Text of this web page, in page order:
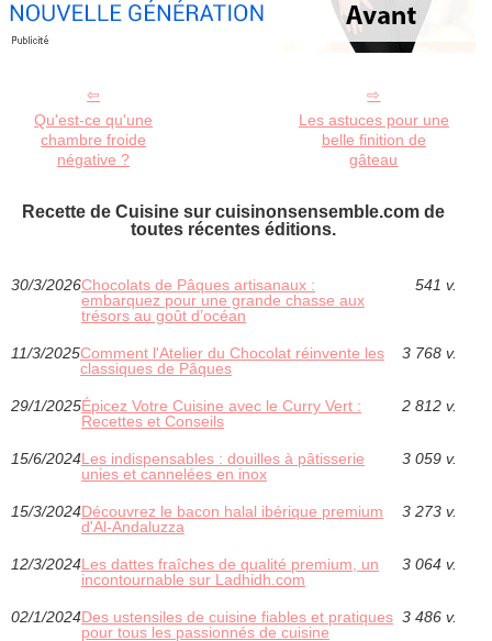
Qu'est-ce qu'une
chambre froide
négative ?
Les astuces pour une
belle finition de
gâteau
Recette de Cuisine sur cuisinonsensemble.com de
toutes récentes éditions.
30/3/2026Chocolats de Pâques artisanaux :
embarquez pour une grande chasse aux
trésors au goût d’océan
541 v.
11/3/2025Comment l'Atelier du Chocolat réinvente les
classiques de Pâques
3 768 v.
29/1/2025Épicez Votre Cuisine avec le Curry Vert :
Recettes et Conseils
2 812 v.
15/6/2024Les indispensables : douilles à pâtisserie
unies et cannelées en inox
3 059 v.
15/3/2024Découvrez le bacon halal ibérique premium
d'Al-Andaluzza
3 273 v.
12/3/2024Les dattes fraîches de qualité premium, un
incontournable sur Ladhidh.com
3 064 v.
02/1/2024Des ustensiles de cuisine fiables et pratiques
pour tous les passionnés de cuisine
3 486 v.